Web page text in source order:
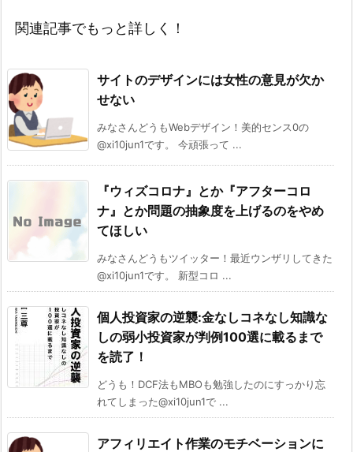
関連記事でもっと詳しく！
サイトのデザインには女性の意見が欠か
せない
みなさんどうもWebデザイン！美的センス0の
@xi10jun1です。 今頑張って ...
『ウィズコロナ』とか『アフターコロ
ナ』とか問題の抽象度を上げるのをやめ
てほしい
みなさんどうもツイッター！最近ウンザリしてきた
@xi10jun1です。 新型コロ ...
個人投資家の逆襲:金なしコネなし知識な
しの弱小投資家が判例100選に載るまで
を読了！
どうも！DCF法もMBOも勉強したのにすっかり忘
れてしまった@xi10jun1で ...
アフィリエイト作業のモチベーションに